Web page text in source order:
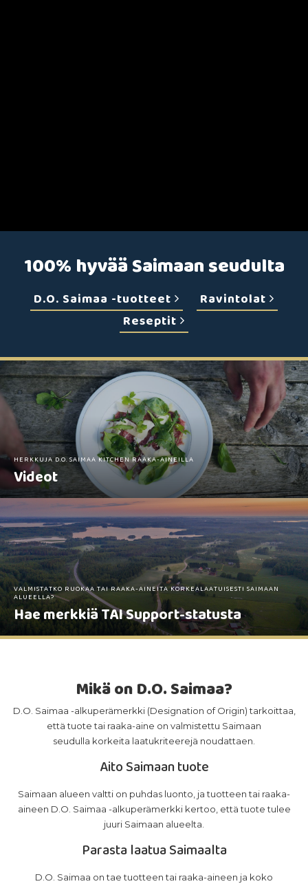
100% hyvää Saimaan seudulta
D.O. Saimaa -tuotteet
Ravintolat
Reseptit
HERKKUJA D.O. SAIMAA KITCHEN RAAKA-AINEILLA
Videot
VALMISTATKO RUOKAA TAI RAAKA-AINEITA KORKEALAATUISESTI SAIMAAN
ALUEELLA?
Hae merkkiä TAI Support-statusta
Mikä on D.O. Saimaa?
D.O. Saimaa -alkuperämerkki (Designation of Origin) tarkoittaa,
että tuote tai raaka-aine on valmistettu Saimaan
seudulla korkeita laatukriteerejä noudattaen.
Aito Saimaan tuote
Saimaan alueen valtti on puhdas luonto, ja tuotteen tai raaka-
aineen D.O. Saimaa -alkuperämerkki kertoo, että tuote tulee
juuri Saimaan alueelta.
Parasta laatua Saimaalta
D.O. Saimaa on tae tuotteen tai raaka-aineen ja koko